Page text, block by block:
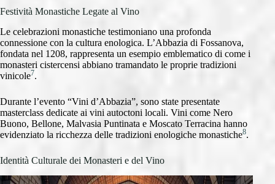
Festività Monastiche Legate al Vino
Le celebrazioni monastiche testimoniano una profonda
connessione con la cultura enologica. L’Abbazia di Fossanova,
fondata nel 1208, rappresenta un esempio emblematico di come i
monasteri cistercensi abbiano tramandato le proprie tradizioni
vinicole7.
Durante l’evento “Vini d’Abbazia”, sono state presentate
masterclass dedicate ai vini autoctoni locali. Vini come Nero
Buono, Bellone, Malvasia Puntinata e Moscato Terracina hanno
evidenziato la ricchezza delle tradizioni enologiche monastiche8.
Identità Culturale dei Monasteri e del Vino